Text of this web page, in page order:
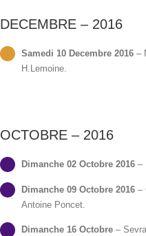
DECEMBRE – 2016
Samedi 10 Decembre 2016 –
H.Lemoine.
OCTOBRE – 2016
Dimanche 02 Octobre 2016 –
Dimanche 09 Octobre 2016 –
Antoine Poncet.
Dimanche 16 Octobre –